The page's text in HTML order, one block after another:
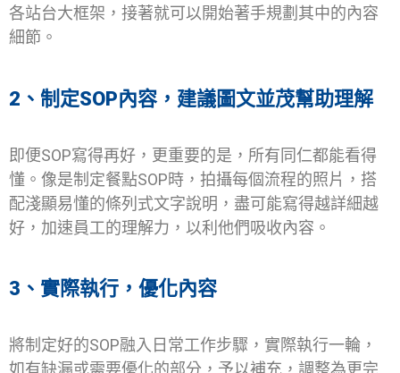
各站台大框架，接著就可以開始著手規劃其中的內容
細節。
2、制定SOP內容，建議圖文並茂幫助理解
即便SOP寫得再好，更重要的是，所有同仁都能看得
懂。像是制定餐點SOP時，拍攝每個流程的照片，搭
配淺顯易懂的條列式文字說明，盡可能寫得越詳細越
好，加速員工的理解力，以利他們吸收內容。
3、實際執行，優化內容
將制定好的SOP融入日常工作步驟，實際執行一輪，
如有缺漏或需要優化的部分，予以補充，調整為更完